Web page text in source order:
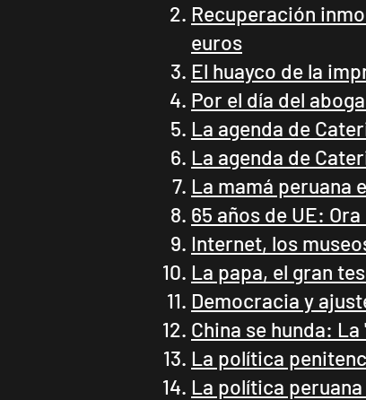
Recuperación
euros
El huayco de la
Por el día del
La agenda de
La agenda de
La mamá peruana
65 años de UE:
Internet, los
La papa, el gran
Democracia y
China se hunda:
La política
La política